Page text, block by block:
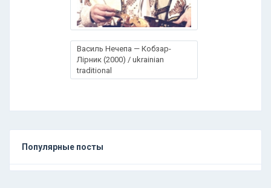
Василь Нечепа — Кобзар-
Лірник (2000) / ukrainian
traditional
Популярные посты